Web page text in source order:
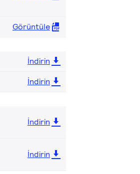
Görüntüle
İndirin
İndirin
İndirin
İndirin